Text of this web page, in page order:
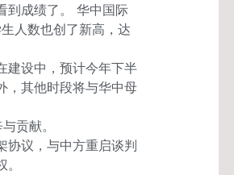
到成绩了。 华中国际
人数也创了新高，达
建设中，预计今年下半
，其他时段将与华中母
贡献。
协议，与中方重启谈判